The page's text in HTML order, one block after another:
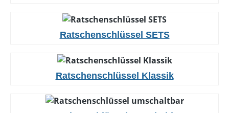
Ratschenschlüssel SETS
Ratschenschlüssel Klassik